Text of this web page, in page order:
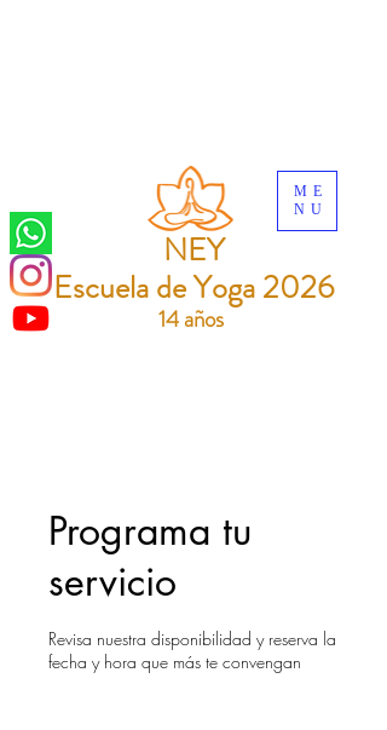
NEY
Escuela de Yoga 2026
ME
NU
14 años
Programa tu
servicio
Revisa nuestra disponibilidad y reserva la
fecha y hora que más te convengan